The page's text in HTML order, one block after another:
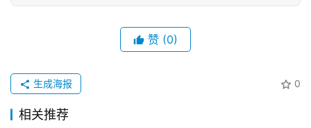
费
赞 (0)
0
生成海报
相关推荐